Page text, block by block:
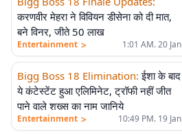
करणवीर मेहरा ने विवियन डीसेना को दी मात,
बने विनर, जीते 50 लाख
Entertainment > 1:01 AM. 20 Jan
Bigg Boss 18 Elimination: ईशा के बाद
ये कंटेस्टेंट हुआ एलिमिनेट, ट्रॉफी नहीं जीत
पाने वाले शख्स का नाम जानिये
Entertainment > 10:49 PM. 19 Jan